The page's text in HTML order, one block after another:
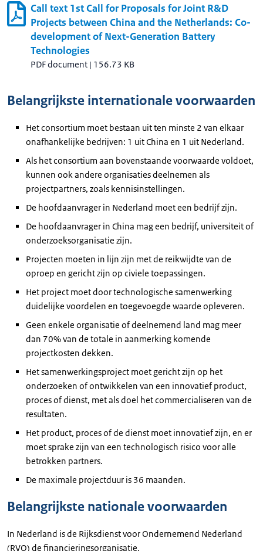
Call text 1st Call for Proposals for Joint R&D
Projects between China and the Netherlands: Co-
development of Next-Generation Battery
Technologies
PDF document | 156.73 KB
Belangrijkste internationale voorwaarden
Het consortium moet bestaan uit ten minste 2 van elkaar
onafhankelijke bedrijven: 1 uit China en 1 uit Nederland.
Als het consortium aan bovenstaande voorwaarde voldoet,
kunnen ook andere organisaties deelnemen als
projectpartners, zoals kennisinstellingen.
De hoofdaanvrager in Nederland moet een bedrijf zijn.
De hoofdaanvrager in China mag een bedrijf, universiteit of
onderzoeksorganisatie zijn.
Projecten moeten in lijn zijn met de reikwijdte van de
oproep en gericht zijn op civiele toepassingen.
Het project moet door technologische samenwerking
duidelijke voordelen en toegevoegde waarde opleveren.
Geen enkele organisatie of deelnemend land mag meer
dan 70% van de totale in aanmerking komende
projectkosten dekken.
Het samenwerkingsproject moet gericht zijn op het
onderzoeken of ontwikkelen van een innovatief product,
proces of dienst, met als doel het commercialiseren van de
resultaten.
Het product, proces of de dienst moet innovatief zijn, en er
moet sprake zijn van een technologisch risico voor alle
betrokken partners.
De maximale projectduur is 36 maanden.
Belangrijkste nationale voorwaarden
In Nederland is de Rijksdienst voor Ondernemend Nederland
(RVO) de financieringsorganisatie.